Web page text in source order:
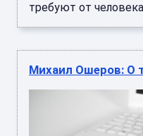
требуют от человека
Михаил Ошеров: О